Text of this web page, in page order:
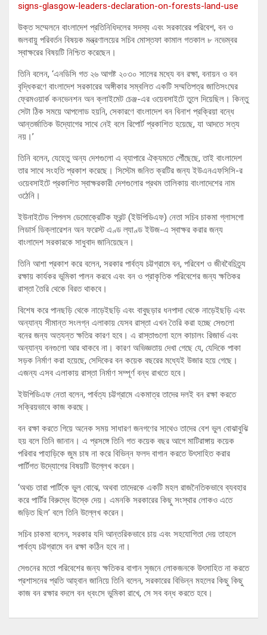
signs-glasgow-leaders-declaration-on-forests-land-use
উক্ত সম্মেলনে বাংলাদেশ প্রতিনিধিদলের সদস্য এবং সরকারের পরিবেশ, বন ও
জলবায়ু পরিবর্তন বিষয়ক মন্ত্রণালয়ের সচিব মোস্তফা কামাল গতকাল ৮ নভেম্বর
স্বাক্ষরের বিষয়টি নিশ্চিত করেছেন।
তিনি বলেন, ‘এনডিসি গত ২৬ আগষ্ট ২০৩০ সালের মধ্যে বন রক্ষা, বনায়ন ও বন
বৃদ্ধিকরণে বাংলাদেশ সরকারের অঙ্গীকার সম্বলিত একটি সম্মতিপত্র জাতিসংঘের
ফ্রেমওয়ার্ক কনভেনশন অন ক্লাইমেট চেঞ্জ-এর ওয়েবসাইটে তুলে দিয়েছিল। কিন্তু
সেটা ঠিক সময়ে আপলোড হয়নি, সেকারণে বাংলাদেশ বন বিনাশ প্রক্রিয়া বন্ধে
আন্তর্জাতিক উদ্যোগের সাথে নেই বলে রিপোর্ট প্রকাশিত হয়েছে, যা আদতে সত্য
নয়।’
তিনি বলেন, যেহেতু অন্য দেশগুলো এ ব্যাপারে ঐক্যমতে পৌঁছেছে, তাই বাংলাদেশ
তার সাথে সংহতি প্রকাশ করেছে। সিস্টেম জনিত ক্রটির জন্য ইউএনএফসিসি-র
ওয়েবসাইটে প্রকাশিত স্বাক্ষরকারী দেশগুলোর প্রথম তালিকায় বাংলাদেশের নাম
ওঠেনি।
ইউনাইটেড পিপলস ডেমোক্রেটিক ফ্রন্ট (ইউপিডিএফ) নেতা সচিব চাকমা গ্লাসগো
লিডার্স ডিক্লারেশন অন ফরেস্ট এণ্ড ল্যাণ্ড ইউজ-এ স্বাক্ষর করার জন্য
বাংলাদেশ সরকারকে সাধুবাদ জানিয়েছেন।
তিনি আশা প্রকাশ করে বলেন, সরকার পার্বত্য চট্টগ্রামে বন, পরিবেশ ও জীববৈচিত্র্য
রক্ষায় কার্যকর ভূমিকা পালন করবে এবং বন ও প্রাকৃতিক পরিবেশের জন্য ক্ষতিকর
রাস্তা তৈরি থেকে বিরত থাকবে।
বিশেষ করে পানছড়ি থেকে নাড়েইছড়ি এবং বাবুছড়ার ধনপাদা থেকে নাড়েইছড়ি এবং
অন্যান্য সীমান্ত সংলগ্ন এলাকায় যেসব রাস্তা এখন তৈরি করা হচ্ছে সেগুলো
বনের জন্য অত্যন্ত ক্ষতির কারণ হবে। এ রাস্তাগুলো হলে কাচালং রিজার্ভ এবং
অন্যান্য বনগুলো আর থাকবে না। কারণ অভিজ্ঞতায় দেখা গেছে যে, যেদিকে পাকা
সড়ক নির্মাণ করা হয়েছে, সেদিকের বন কয়েক বছরের মধ্যেই উজার হয়ে গেছে।
এজন্য এসব এলাকায় রাস্তা নির্মাণ সম্পূর্ণ বন্ধ রাখতে হবে।
ইউপিডিএফ নেতা বলেন, পার্বত্য চট্টগ্রামে একমাত্র তাদের দলই বন রক্ষা করতে
সক্রিয়ভাবে কাজ করছে।
বন রক্ষা করতে গিয়ে অনেক সময় সাধারণ জনগণের সাথেও তাদের বেশ ভুল বোঝাবুঝি
হয় বলে তিনি জানান। এ প্রসঙ্গে তিনি গত কয়েক বছর আগে মাটিরাঙ্গায় কয়েক
পরিবার পাহাড়িকে জুম চাষ না করে বিভিন্ন ফলদ বাগান করতে উৎসাহিত করার
পার্টিগত উদ্যোগের বিষয়টি উল্লেখ করেন।
‘অথচ তারা পার্টিকে ভুল বোঝে, অথবা তাদেরকে একটি মহল রাজনৈতিকভাবে ব্যবহার
করে পার্টির বিরুদ্ধে উস্কে দেয়। এমনকি সরকারের কিছু সংস্থার লোকও এতে
জড়িত ছিল’ বলে তিনি উল্লেখ করেন।
সচিব চাকমা বলেন, সরকার যদি আন্তরিকভাবে চায় এবং সহযোগিতা দেয় তাহলে
পার্বত্য চট্টগ্রামে বন রক্ষা কঠিন হবে না।
সেগুনের মতো পরিবেশের জন্য ক্ষতিকর বাগান সৃজনে লোকজনকে উৎসাহিত না করতে
প্রশাসনের প্রতি আহ্বান জানিয়ে তিনি বলেন, সরকারের বিভিন্ন মহলের কিছু কিছু
কাজ বন রক্ষার বদলে বন ধ্বংসে ভুমিকা রাখে, সে সব বন্ধ করতে হবে।